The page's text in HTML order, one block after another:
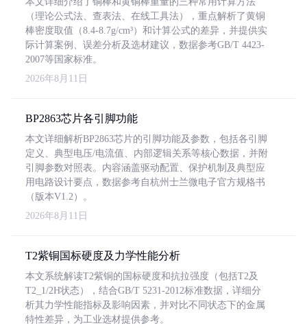
（理论公式法、查表法、在线工具法），重点解析了黄铜
棒密度取值（8.4-8.7g/cm³）和计算公式的差异，并提供实
际计算案例、误差分析及选材建议，数据参考GB/T 4423-
2007等国家标准。
2026年8月11日
BP2863芯片各引脚功能
本文详细解析BP2863芯片的引脚功能及参数，包括各引脚
定义、典型电压/电流值、内部逻辑关系等核心数据，并附
引脚参数对照表。内容涵盖驱动配置、保护机制及典型应
用电路设计要点，数据参考自杭州士兰微电子官方规格书
（版本V1.2）。
2026年8月11日
T2紫铜国标硬度及力学性能分析
本文系统解读T2紫铜的国标硬度和抗拉强度（包括T2及
T2_1/2H状态），结合GB/T 5231-2012标准数据，详细分
析其力学性能指标及影响因素，并对比不同状态下的金属
特性差异，为工业选材提供参考。